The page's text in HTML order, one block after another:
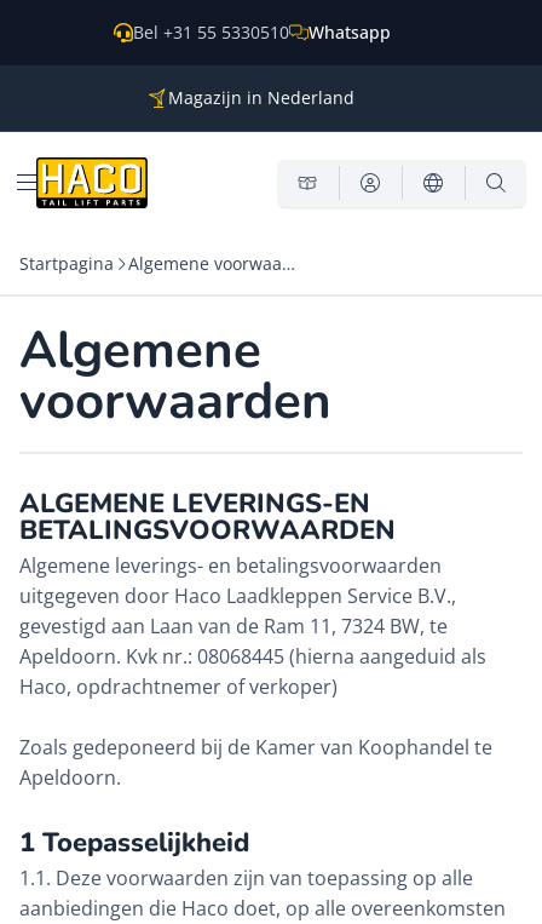
Magazijn in Nederland
Bel +31 55 5330510 Whatsapp
Menu openen
Startpagina Algemene voorwaarden
Algemene
voorwaarden
ALGEMENE LEVERINGS-EN
BETALINGSVOORWAARDEN
Algemene leverings- en betalingsvoorwaarden
uitgegeven door Haco Laadkleppen Service B.V.,
gevestigd aan Laan van de Ram 11, 7324 BW, te
Apeldoorn. Kvk nr.: 08068445 (hierna aangeduid als
Haco, opdrachtnemer of verkoper)
Zoals gedeponeerd bij de Kamer van Koophandel te
Apeldoorn.
1 Toepasselijkheid
1.1. Deze voorwaarden zijn van toepassing op alle
aanbiedingen die Haco doet, op alle overeenkomsten